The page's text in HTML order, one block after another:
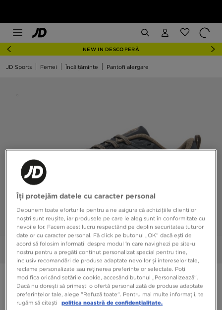
NEW IN DESCOPERĂ
JD Sports Femei Încălțăminte Pantofi alergare
Poze 360°
NIKE W DOWNSHIFTER 12
169,99 RON
Îți protejăm datele cu caracter personal
Depunem toate eforturile pentru a ne asigura că achizițiile clienților
noștri sunt reușite, iar produsele pe care le aleg sunt în conformitate cu
nevoile lor. Facem acest lucru respectând pe deplin securitatea tuturor
datelor cu caracter personal. Fă click pe butonul „OK” dacă ești de
acord să folosim informații despre modul în care navighezi pe site-ul
nostru pentru a pregăti conținut personalizat special pentru tine,
inclusiv recomandări de produse adaptate nevoilor și intereselor tale,
reclame personalizate sau reținerea preferințelor selectate. Poți
modifica oricând setările cookie, accesând butonul „Personalizează”.
Dacă nu dorești să primești o ofertă personalizată de produse adaptate
preferințelor tale, alege "Refuză toate". Pentru mai multe informații, te
rugăm să citești
politica noastră de confidențialitate.